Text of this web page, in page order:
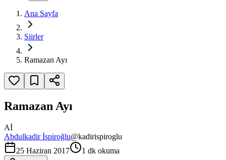
Ana Sayfa
Şiirler
Ramazan Ayı
Ramazan Ayı
Aİ
Abdulkadir İspiroğlu@kadirispiroglu
25 Haziran 2017
1 dk okuma